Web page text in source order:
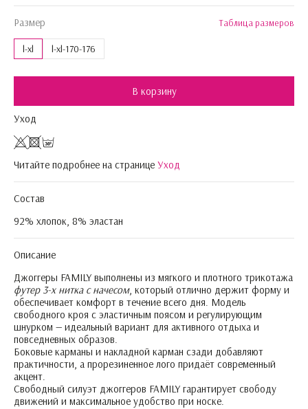
Размер Таблица размеров
l-xl l-xl-170-176
В корзину
Уход
Читайте подробнее на странице Уход
Состав
92% хлопок, 8% эластан
Описание
Джоггеры FAMILY выполнены из мягкого и плотного трикотажа
футер 3-х нитка c начесом, который отлично держит форму и
обеспечивает комфорт в течение всего дня. Модель
свободного кроя с эластичным поясом и регулирующим
шнурком — идеальный вариант для активного отдыха и
повседневных образов.
Боковые карманы и накладной карман сзади добавляют
практичности, а прорезиненное лого придаёт современный
акцент.
Свободный силуэт джоггеров FAMILY гарантирует свободу
движений и максимальное удобство при носке.